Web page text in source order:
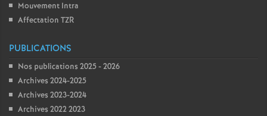
Mouvement Intra
Affectation TZR
PUBLICATIONS
Nos publications 2025 - 2026
Archives 2024-2025
Archives 2023-2024
Archives 2022 2023